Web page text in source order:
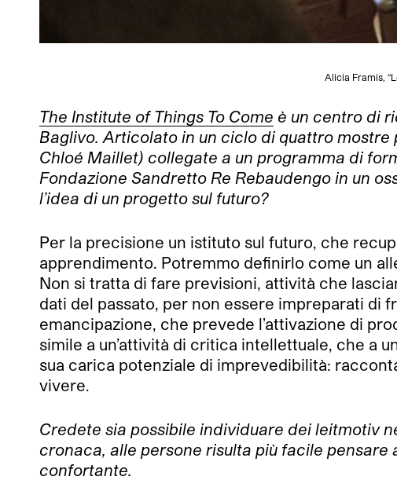
Alicia Framis,
The Institute of Things To Come è un centro di
Baglivo. Articolato in un ciclo di quattro
Chloé Maillet) collegate a un programma di
Fondazione Sandretto Re Rebaudengo in un
l’idea di un progetto sul futuro?
Per la precisione un istituto sul futuro, che
apprendimento. Potremmo definirlo come un
Non si tratta di fare previsioni, attività che
dati del passato, per non essere impreparati di
emancipazione, che prevede l’attivazione di
simile a un’attività di critica intellettuale, che a
sua carica potenziale di imprevedibilità:
vivere.
Credete sia possibile individuare dei leitmotiv
cronaca, alle persone risulta più facile
confortante.